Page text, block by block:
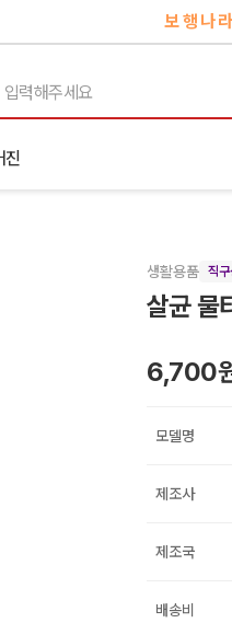
보행나라
진
생활용품 직
살균 물
6,700
모델명
제조사
제조국
배송비